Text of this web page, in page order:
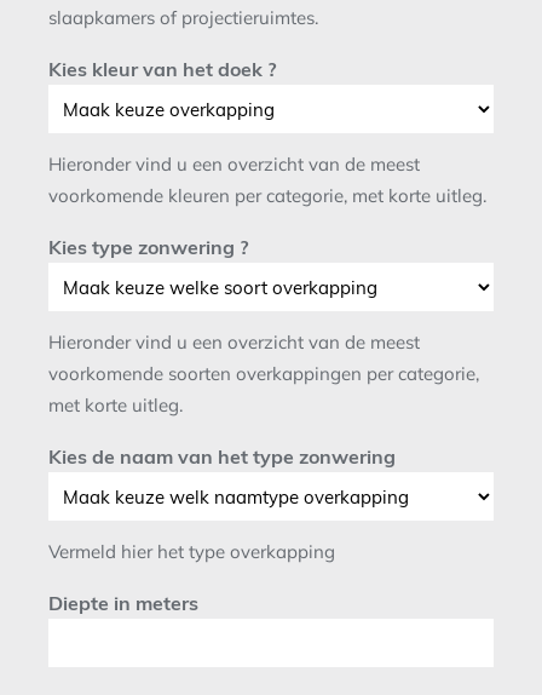
slaapkamers of projectieruimtes.
Kies kleur van het doek ?
Hieronder vind u een overzicht van de meest
voorkomende kleuren per categorie, met korte uitleg.
Kies type zonwering ?
Hieronder vind u een overzicht van de meest
voorkomende soorten overkappingen per categorie,
met korte uitleg.
Kies de naam van het type zonwering
Vermeld hier het type overkapping
Diepte in meters